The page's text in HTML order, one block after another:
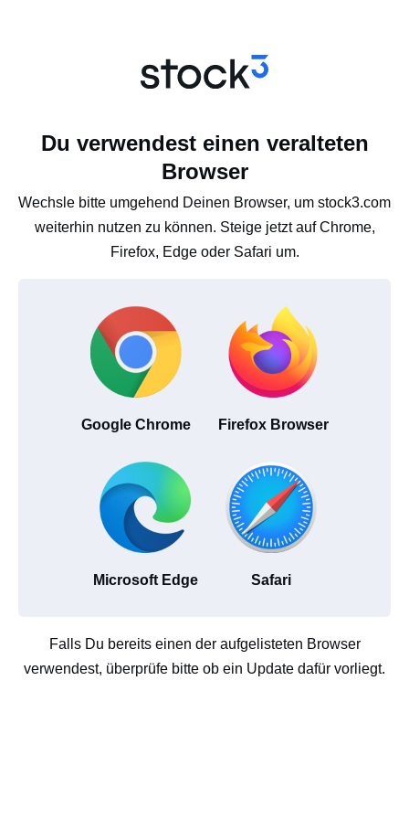
Du verwendest einen veralteten
Browser
Wechsle bitte umgehend Deinen Browser, um stock3.com
weiterhin nutzen zu können. Steige jetzt auf Chrome,
Firefox, Edge oder Safari um.
Google Chrome Firefox Browser
Microsoft Edge Safari
Falls Du bereits einen der aufgelisteten Browser
verwendest, überprüfe bitte ob ein Update dafür vorliegt.